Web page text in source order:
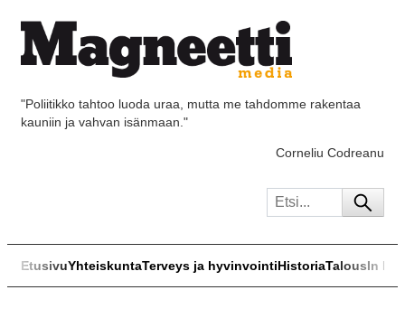
"Poliitikko tahtoo luoda uraa, mutta me tahdomme rakentaa
kauniin ja vahvan isänmaan."
Corneliu Codreanu
EtusivuYhteiskuntaTerveys ja hyvinvointiHistoriaTalousIn